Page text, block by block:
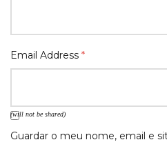
Email Address *
(will not be shared)
Guardar o meu nome, email e